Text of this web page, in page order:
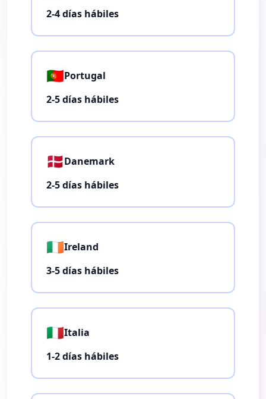
2-4 días hábiles
🇵🇹Portugal
2-5 días hábiles
🇩🇰Danemark
2-5 días hábiles
🇮🇪Ireland
3-5 días hábiles
🇮🇹Italia
1-2 días hábiles